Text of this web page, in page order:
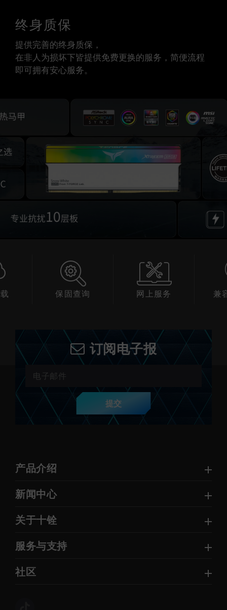
终身质保
提供完善的终身质保，
在非人为损坏下皆提供免费更换的服务，简便流程
即可拥有安心服务。
保固查询 网上服务 兼
订阅电子报
提交
产品介绍
新闻中心
关于十铨
服务与支持
社区